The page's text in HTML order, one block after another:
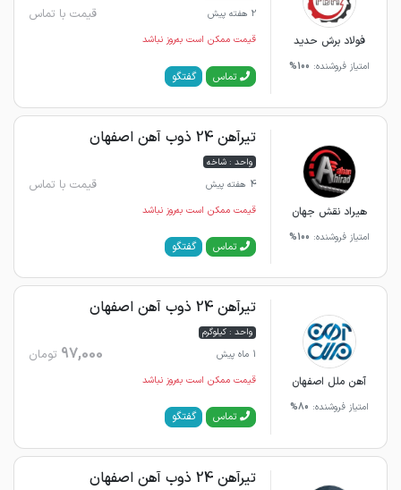
فولاد برش حدید
امتیاز فروشنده: 100%
2 هفته پیش
قیمت با تماس
قیمت ممکن است به‌روز نباشد
تماس گفتگو
هیراد نقش جهان
امتیاز فروشنده: 100%
تیرآهن 24 ذوب آهن اصفهان
واحد : شاخه
4 هفته پیش
قیمت با تماس
قیمت ممکن است به‌روز نباشد
تماس گفتگو
آهن ملل اصفهان
امتیاز فروشنده: 80%
تیرآهن 24 ذوب آهن اصفهان
واحد : کیلوگرم
1 ماه پیش
97,000 تومان
قیمت ممکن است به‌روز نباشد
تماس گفتگو
تیرآهن 24 ذوب آهن اصفهان